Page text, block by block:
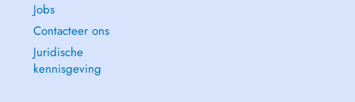
Jobs
Contacteer ons
Juridische
kennisgeving